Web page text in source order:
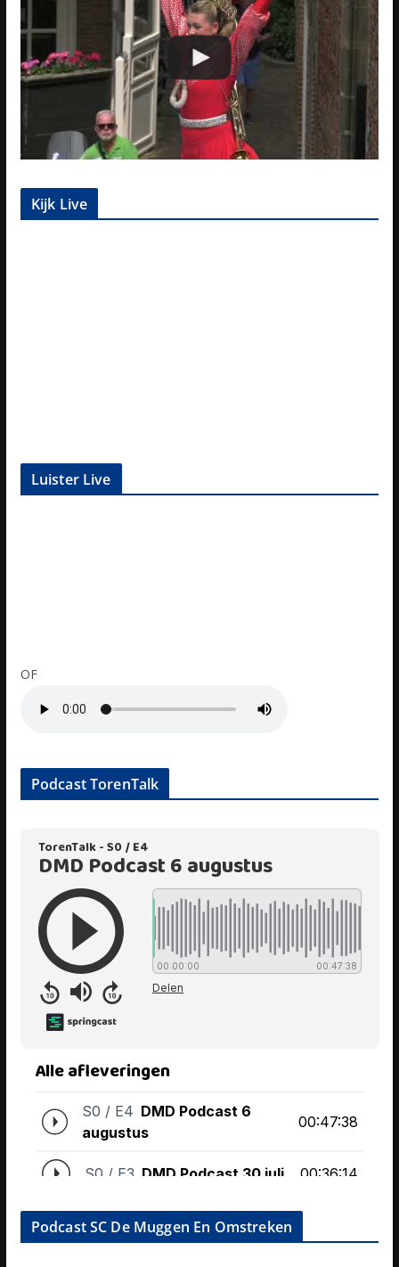
Kijk Live
Luister Live
OF
Podcast TorenTalk
Podcast SC De Muggen En Omstreken